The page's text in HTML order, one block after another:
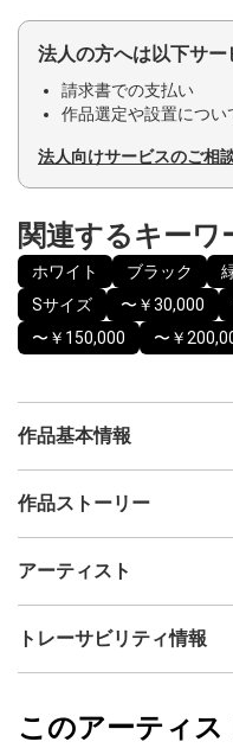
法人の方へは以下サ
請求書での支払い
作品選定や設置につい
法人向けサービスのご相
関連するキーワ
ホワイト ブラック
Sサイズ
〜￥30,000
〜￥150,000
〜￥
作品基本情報
出品者
制作年
油彩
カラー
ホワイト
作品ストーリー
隙間があれば入り込む。
こちらが先だ、負けないぞ。
アーティスト
高原 秀平
フォロー
トレーサビリティ情報
高原 秀平
このアーティス